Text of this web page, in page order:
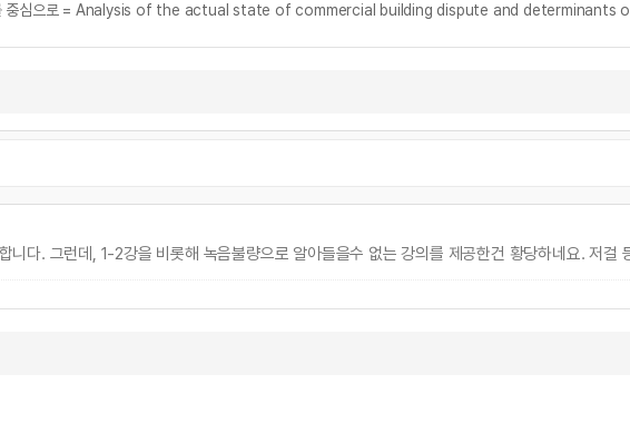
다. 그런데, 1-2강을 비롯해 녹음불량으로 알아들을수 없는 강의를 제공한건 황당하네요. 저걸